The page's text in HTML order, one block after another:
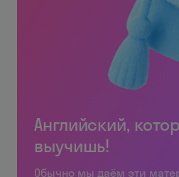
Английский,
выучишь!
Обычно мы даём эти